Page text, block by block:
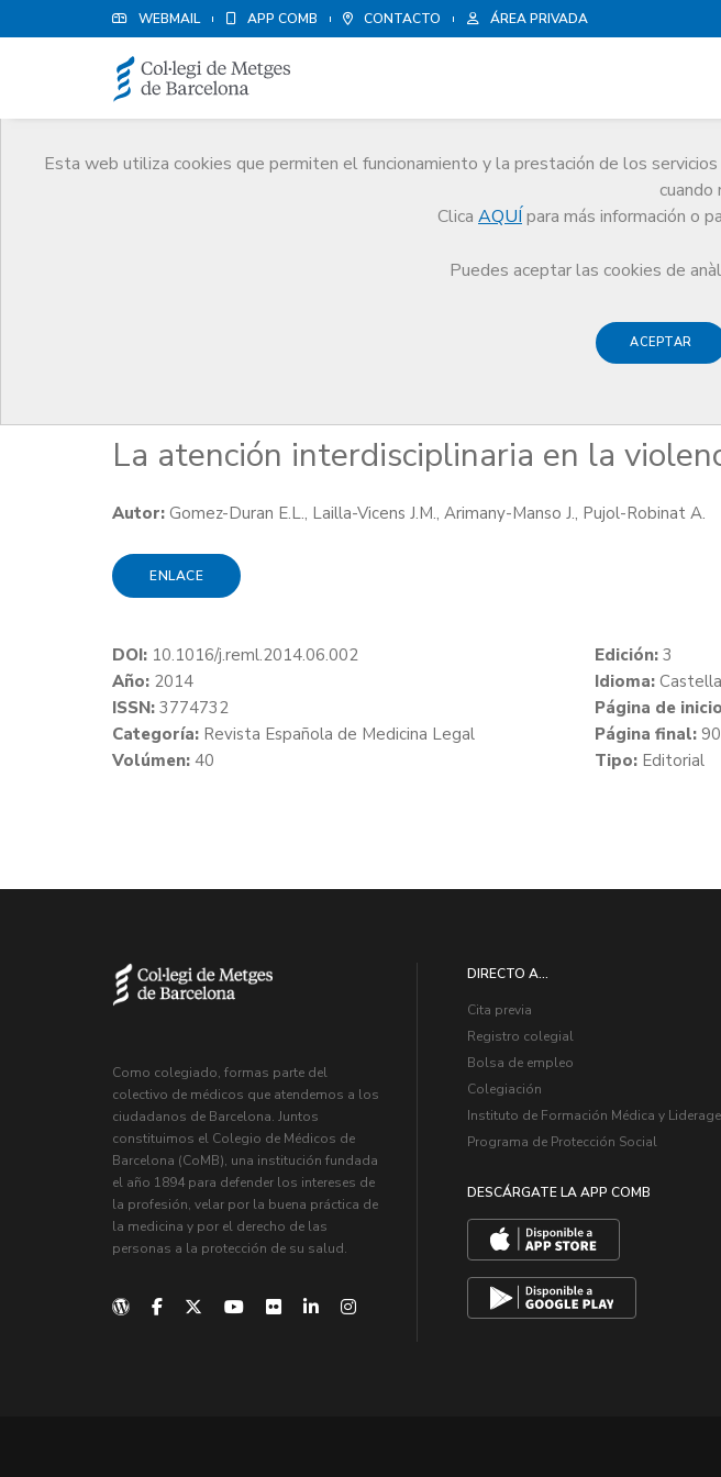
WEBMAIL APP COMB CONTACTO ÁREA PRIVADA
Esta web utiliza cookies que permiten el funcionamiento y la prestación de los
cuando
Clica AQUÍ para más información o
Puedes aceptar las cookies de
ACEPTAR
La atención interdisciplinaria en la violencia sexual
La atención interdisciplinaria en la
Autor: Gomez-Duran E.L., Lailla-Vicens J.M., Arimany-Manso J., Pujol-Robinat A.
ENLACE
DOI: 10.1016/j.reml.2014.06.002
Año: 2014
ISSN: 3774732
Categoría: Revista Española de Medicina Legal
Volúmen: 40
Edición:3
Idioma:
Página de
Página final:90
Tipo:Editorial
Como colegiado, formas parte del
colectivo de médicos que atendemos a los
ciudadanos de Barcelona. Juntos
constituimos el Colegio de Médicos de
Barcelona (CoMB), una institución fundada
el año 1894 para defender los intereses de
la profesión, velar por la buena práctica de
la medicina y por el derecho de las
personas a la protección de su salud.
DIRECTO A...
Cita previa
Registro colegial
Bolsa de empleo
Colegiación
Instituto de Formación Médica y Liderage
Programa de Protección Social
DESCÁRGATE LA APP COMB